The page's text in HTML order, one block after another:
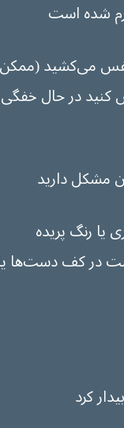
خیلی سریع نفس می‌کشید یا به سختی نفس می‌کشید (ممکن
در حال خفگی
یا رنگ پریده
می‌شوند (اگر پوست تیره دارید، ممکن